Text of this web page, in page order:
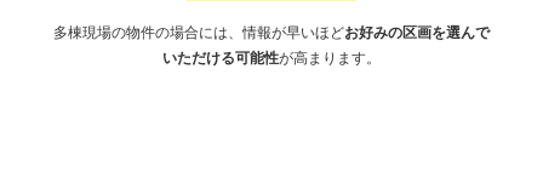
多棟現場の物件の場合には、情報が早いほどお好みの区画を選んで
いただける可能性が高まります。